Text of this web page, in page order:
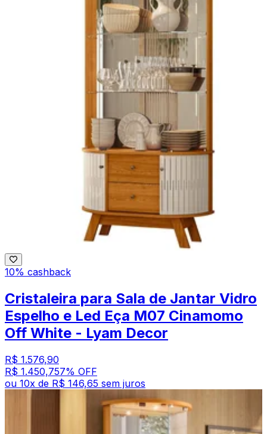
10% cashback
Cristaleira para Sala de Jantar Vidro
Espelho e Led Eça M07 Cinamomo
Off White - Lyam Decor
R$ 1.576,90
R$ 1.450,757% OFF
ou 10x de R$ 146,65 sem juros